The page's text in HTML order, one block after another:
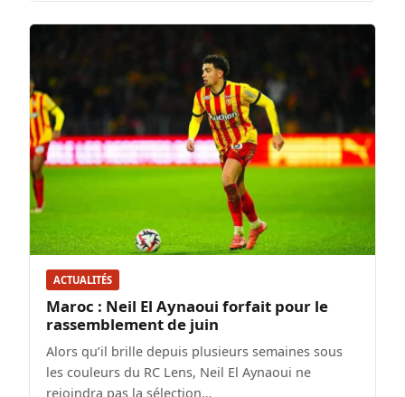
ACTUALITÉS
Maroc : Neil El Aynaoui forfait pour le
rassemblement de juin
Alors qu’il brille depuis plusieurs semaines sous
les couleurs du RC Lens, Neil El Aynaoui ne
rejoindra pas la sélection…